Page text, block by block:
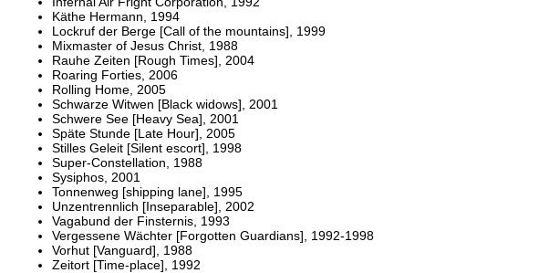
Käthe Hermann, 1994
Lockruf der Berge [Call of the mountains], 1999
Mixmaster of Jesus Christ, 1988
Rauhe Zeiten [Rough Times], 2004
Roaring Forties, 2006
Rolling Home, 2005
Schwarze Witwen [Black widows], 2001
Schwere See [Heavy Sea], 2001
Späte Stunde [Late Hour], 2005
Stilles Geleit [Silent escort], 1998
Super-Constellation, 1988
Sysiphos, 2001
Tonnenweg [shipping lane], 1995
Unzentrennlich [Inseparable], 2002
Vagabund der Finsternis, 1993
Vergessene Wächter [Forgotten Guardians], 1992-1998
Vorhut [Vanguard], 1988
Zeitort [Time-place], 1992